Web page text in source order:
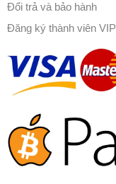
Đổi trả và bảo hành
Đăng ký thành viên VIP